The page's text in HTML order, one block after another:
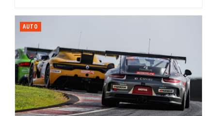
AUTO